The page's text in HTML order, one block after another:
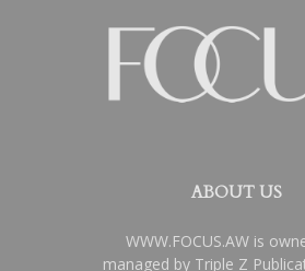
ABOUT US
WWW.FOCUS.AW is
managed by Triple Z